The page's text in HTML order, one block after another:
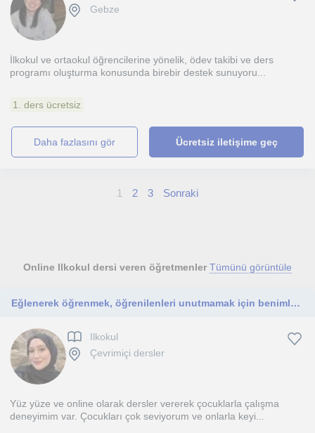
Gebze
İlkokul ve ortaokul öğrencilerine yönelik, ödev takibi ve ders
programı oluşturma konusunda birebir destek sunuyoru...
1. ders ücretsiz
daha fazlasını gör Ücretsiz iletişime geç
1 2 3 Sonraki
Online Ilkokul dersi veren öğretmenler Tümünü görüntüle
Eğlenerek öğrenmek, öğrenilenleri unutmamak için benimle iletişime geçin🌷
Ilkokul
Çevrimiçi dersler
Yüz yüze ve online olarak dersler vererek çocuklarla çalışma
deneyimim var. Çocukları çok seviyorum ve onlarla keyi...